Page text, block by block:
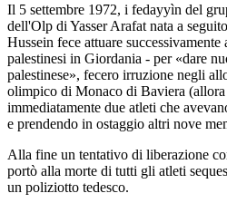
Il 5 settembre 1972, i fedayyìn del
dell'Olp di Yasser Arafat nata a
Hussein fece attuare
palestinesi in Giordania - per «dare
palestinese», fecero irruzione negli
olimpico di Monaco di Baviera
immediatamente due atleti che
e prendendo in ostaggio altri nove
Alla fine un tentativo di liberazione
portò alla morte di tutti gli atleti
un poliziotto tedesco.